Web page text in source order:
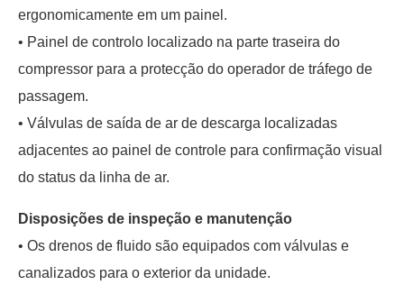
ergonomicamente em um painel.
• Painel de controlo localizado na parte traseira do
compressor para a protecção do operador de tráfego de
passagem.
• Válvulas de saída de ar de descarga localizadas
adjacentes ao painel de controle para confirmação visual
do status da linha de ar.
Disposições de inspeção e manutenção
• Os drenos de fluido são equipados com válvulas e
canalizados para o exterior da unidade.